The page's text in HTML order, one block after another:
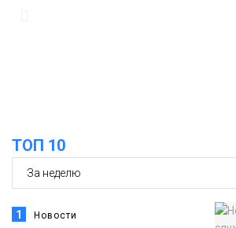
ТОП 10
1 Новости